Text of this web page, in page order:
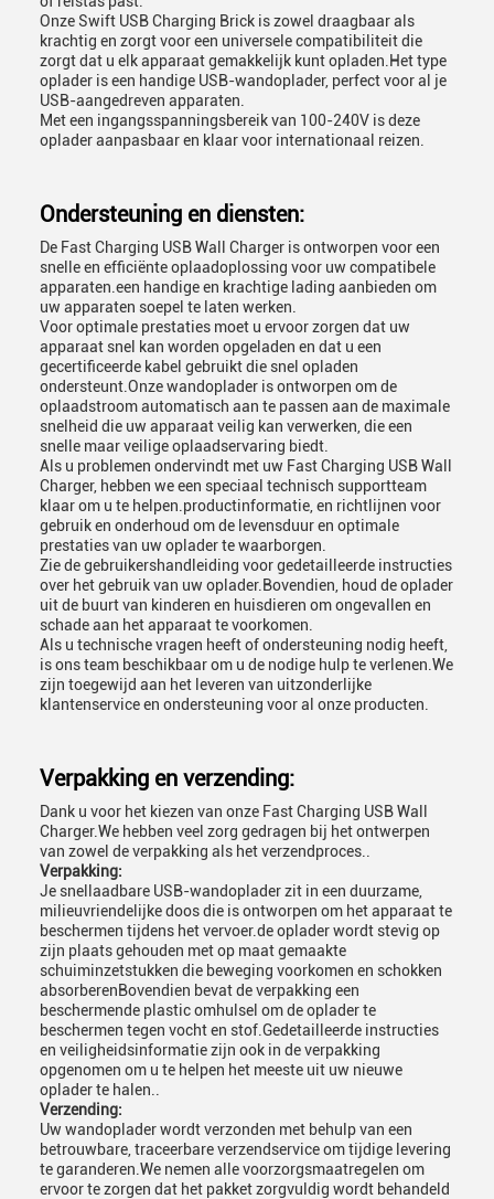
Onze Swift USB Charging Brick is zowel draagbaar als
krachtig en zorgt voor een universele compatibiliteit die
zorgt dat u elk apparaat gemakkelijk kunt opladen.Het type
oplader is een handige USB-wandoplader, perfect voor al je
USB-aangedreven apparaten.
Met een ingangsspanningsbereik van 100-240V is deze
oplader aanpasbaar en klaar voor internationaal reizen.
Ondersteuning en diensten:
De Fast Charging USB Wall Charger is ontworpen voor een
snelle en efficiënte oplaadoplossing voor uw compatibele
apparaten.een handige en krachtige lading aanbieden om
uw apparaten soepel te laten werken.
Voor optimale prestaties moet u ervoor zorgen dat uw
apparaat snel kan worden opgeladen en dat u een
gecertificeerde kabel gebruikt die snel opladen
ondersteunt.Onze wandoplader is ontworpen om de
oplaadstroom automatisch aan te passen aan de maximale
snelheid die uw apparaat veilig kan verwerken, die een
snelle maar veilige oplaadservaring biedt.
Als u problemen ondervindt met uw Fast Charging USB Wall
Charger, hebben we een speciaal technisch supportteam
klaar om u te helpen.productinformatie, en richtlijnen voor
gebruik en onderhoud om de levensduur en optimale
prestaties van uw oplader te waarborgen.
Zie de gebruikershandleiding voor gedetailleerde instructies
over het gebruik van uw oplader.Bovendien, houd de oplader
uit de buurt van kinderen en huisdieren om ongevallen en
schade aan het apparaat te voorkomen.
Als u technische vragen heeft of ondersteuning nodig heeft,
is ons team beschikbaar om u de nodige hulp te verlenen.We
zijn toegewijd aan het leveren van uitzonderlijke
klantenservice en ondersteuning voor al onze producten.
Verpakking en verzending:
Dank u voor het kiezen van onze Fast Charging USB Wall
Charger.We hebben veel zorg gedragen bij het ontwerpen
van zowel de verpakking als het verzendproces..
Verpakking:
Je snellaadbare USB-wandoplader zit in een duurzame,
milieuvriendelijke doos die is ontworpen om het apparaat te
beschermen tijdens het vervoer.de oplader wordt stevig op
zijn plaats gehouden met op maat gemaakte
schuiminzetstukken die beweging voorkomen en schokken
absorberenBovendien bevat de verpakking een
beschermende plastic omhulsel om de oplader te
beschermen tegen vocht en stof.Gedetailleerde instructies
en veiligheidsinformatie zijn ook in de verpakking
opgenomen om u te helpen het meeste uit uw nieuwe
oplader te halen..
Verzending:
Uw wandoplader wordt verzonden met behulp van een
betrouwbare, traceerbare verzendservice om tijdige levering
te garanderen.We nemen alle voorzorgsmaatregelen om
ervoor te zorgen dat het pakket zorgvuldig wordt behandeld